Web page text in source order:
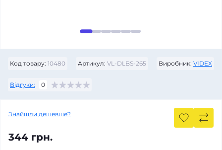
Код товару: 10480 Артикул: VL-DLBS-265 Виробник: VIDEX
Відгуки: 0
Знайшли дешевше?
344 грн.